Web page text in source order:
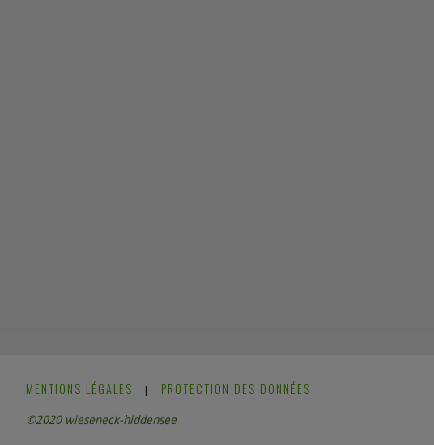
MENTIONS LÉGALES | PROTECTION DES DONNÉES
©2020 wieseneck-hiddensee